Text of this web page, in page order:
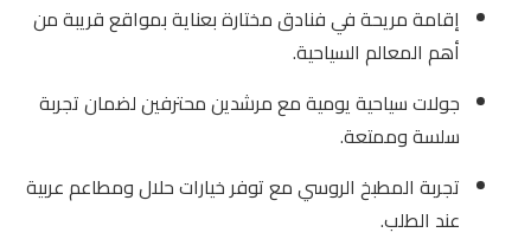
إقامة مريحة في فنادق مختارة بعناية بمواقع قريبة من
أهم المعالم السياحية.
جولات سياحية يومية مع مرشدين محترفين لضمان تجربة
سلسة وممتعة.
تجربة المطبخ الروسي مع توفر خيارات حلال ومطاعم عربية
عند الطلب.